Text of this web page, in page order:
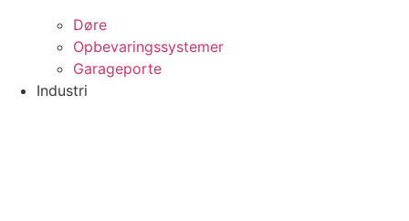
Døre
Opbevaringssystemer
Garageporte
Industri